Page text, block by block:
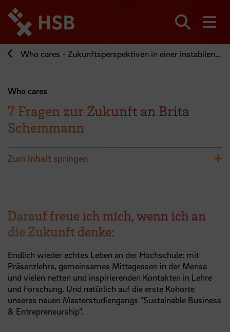
zum
Seiteninhalt
springen
Who cares - Zukunftsperspektiven in einer instabilen Welt
Who cares
7 Fragen zur Zukunft an Brita
Schemmann
Zum Inhalt springen
Darauf freue ich mich, wenn ich an
die Zukunft denke:
Endlich wieder echtes Leben an der Hochschule: mit
Präsenzlehre, gemeinsames Mittagessen in der Mensa
und vielen netten und inspirierenden Kontakten in Lehre
und Forschung. Und natürlich auf die erste Kohorte
unseres neuen Masterstudiengangs "Sustainable Business
& Entrepreneurship".